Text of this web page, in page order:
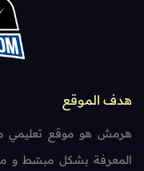
هدف الموقع
هرمش هو موقع تعليمي
المعرفة بشكل مبسّط و